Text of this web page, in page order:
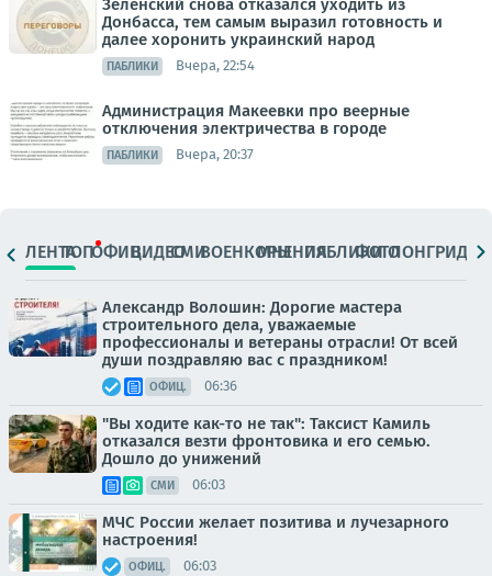
Донбасса, тем самым выразил готовность и
далее хоронить украинский народ
ПАБЛИКИ Вчера, 22:54
Администрация Макеевки про веерные
отключения электричества в городе
ПАБЛИКИ Вчера, 20:37
ЛЕНТАТОПОФИЦ.ВИДЕОСМИВОЕНКОРЫМНЕНИЯПАБЛИКИ
ФОТОЛОНГРИДЫ
Александр Волошин: Дорогие мастера
строительного дела, уважаемые
профессионалы и ветераны отрасли! От всей
души поздравляю вас с праздником!
ОФИЦ. 06:36
"Вы ходите как-то не так": Таксист Камиль
отказался везти фронтовика и его семью.
Дошло до унижений
СМИ 06:03
МЧС России желает позитива и лучезарного
настроения!
ОФИЦ. 06:03